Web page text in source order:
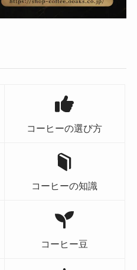
コーヒーの選び方
コーヒーの知識
コーヒー豆